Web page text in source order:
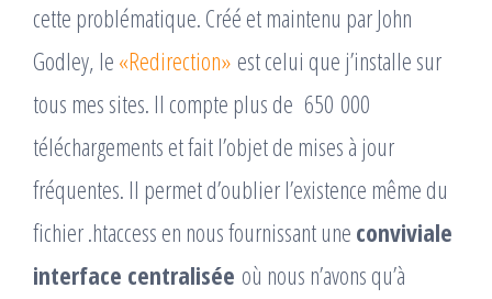
cette problématique. Créé et maintenu par John
Godley, le «Redirection» est celui que j’installe sur
tous mes sites. Il compte plus de 650 000
téléchargements et fait l’objet de mises à jour
fréquentes. Il permet d’oublier l’existence même du
fichier .htaccess en nous fournissant une conviviale
interface centralisée où nous n’avons qu’à